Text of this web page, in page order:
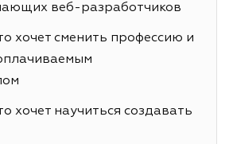
веб-разработчиков
хочет сменить профессию и
хочет научиться создавать